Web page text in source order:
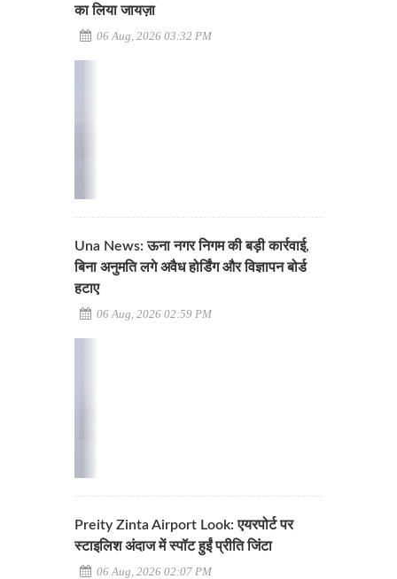
का लिया जायज़ा
06 Aug, 2026 03:32 PM
Una News: ऊना नगर निगम की बड़ी कार्रवाई,
बिना अनुमति लगे अवैध होर्डिंग और विज्ञापन बोर्ड
हटाए
06 Aug, 2026 02:59 PM
Preity Zinta Airport Look: एयरपोर्ट पर
स्टाइलिश अंदाज में स्पॉट हुईं प्रीति जिंटा
06 Aug, 2026 02:07 PM